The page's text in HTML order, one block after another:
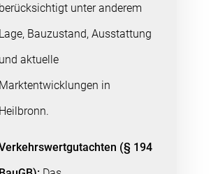
berücksichtigt unter anderem
Lage, Bauzustand, Ausstattung
und aktuelle
Marktentwicklungen in
Heilbronn.
(§ 194